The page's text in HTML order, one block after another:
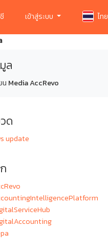
เข้าสู่ระบบ ไทย
ล
น Media AccRevo
ด
update